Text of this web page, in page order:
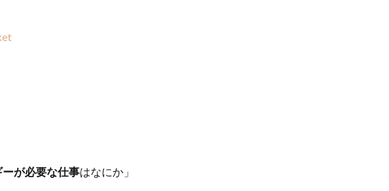
ーが必要な仕事はなにか」